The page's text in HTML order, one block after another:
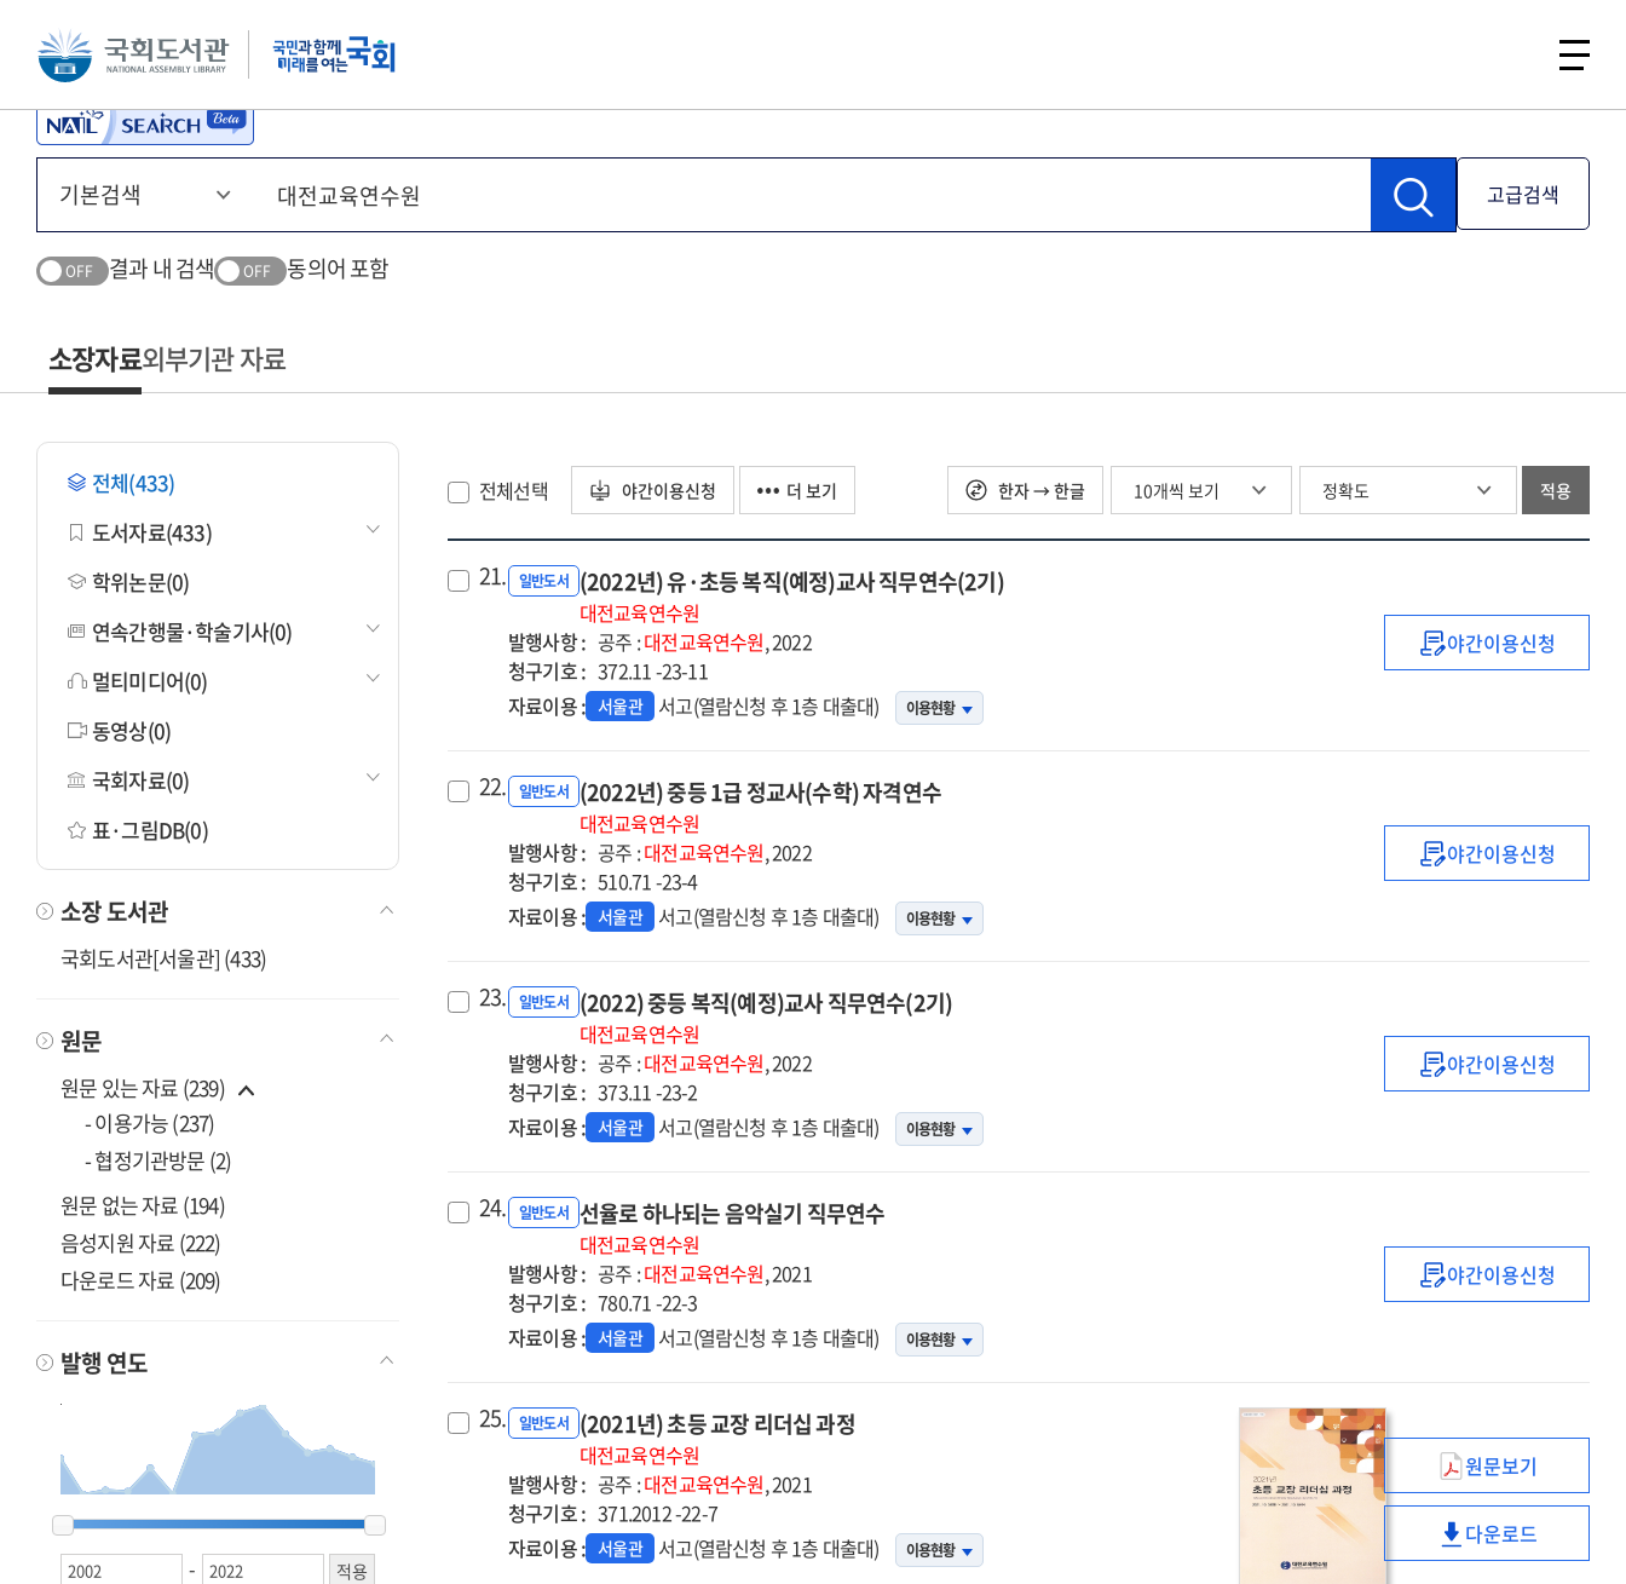
본문 바로가기 주메뉴 바로가기
고급검색
OFF 결과 내 검색 OFF 동의어 포함
소장자료외부기관 자료
전체(433)
도서자료(433)
학위논문(0)
연속간행물·학술기사(0)
멀티미디어(0)
동영상(0)
국회자료(0)
표·그림DB(0)
소장 도서관
국회도서관[서울관] (433)
원문
원문 있는 자료 (239)
- 이용가능 (237)
- 협정기관방문 (2)
원문 없는 자료 (194)
음성지원 자료 (222)
다운로드 자료 (209)
발행 연도
-
전체선택 야간이용신청 더 보기 한자 → 한글 적용
21. 일반도서 (2022년) 유·초등 복직(예정)교사 직무연수(2기)
대전교육연수원
발행사항 : 공주 :대전교육연수원, 2022
청구기호 : 372.11 -23-11
자료이용 : 서울관 서고(열람신청 후 1층 대출대) 이용현황
(2022년)
교사
직무연수
(2기)
야간이용신청
22. 일반도서 (2022년) 중등 1급 정교사(수학) 자격연수
대전교육연수원
발행사항 : 공주 :대전교육연수원, 2022
청구기호 : 510.71 -23-4
자료이용 : 서울관 서고(열람신청 후 1층 대출대) 이용현황
(2022년)
야간이용신청
23. 일반도서 (2022) 중등 복직(예정)교사 직무연수(2기)
대전교육연수원
발행사항 : 공주 :대전교육연수원, 2022
청구기호 : 373.11 -23-2
자료이용 : 서울관 서고(열람신청 후 1층 대출대) 이용현황
(2022)
(2기)
야간이용신청
24. 일반도서 선율로 하나되는 음악실기 직무연수
대전교육연수원
발행사항 : 공주 :대전교육연수원, 2021
청구기호 : 780.71 -22-3
자료이용 : 서울관 서고(열람신청 후 1층 대출대) 이용현황
선율로
야간이용신청
25. 일반도서 (2021년) 초등 교장 리더십 과정
대전교육연수원
발행사항 : 공주 :대전교육연수원, 2021
청구기호 : 371.2012 -22-7
자료이용 : 서울관 서고(열람신청 후 1층 대출대) 이용현황
(2021년)
초등
교장
리더십
원문보기
(2021년)
다운로드